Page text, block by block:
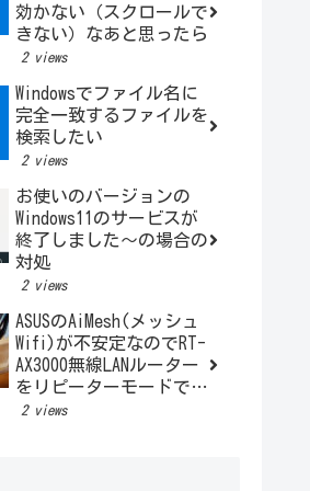
効かない（スクロールで
きない）なあと思ったら
2 views
Windowsでファイル名に
完全一致するファイルを
検索したい
2 views
お使いのバージョンの
Windows11のサービスが
終了しました～の場合の
対処
2 views
ASUSのAiMesh(メッシュ
Wifi)が不安定なのでRT-
AX3000無線LANルーター
をリピーターモードで利
用する
2 views